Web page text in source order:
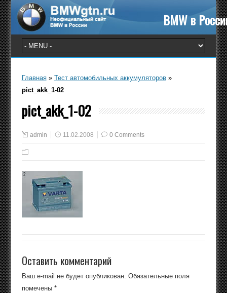
BMW в
Главная» Тест автомобильных аккумуляторов»
pict_akk_1-02
pict_akk_1-02
admin 11.02.2008 0 Comments
Оставить комментарий
Ваш e-mail не будет опубликован. Обязательные поля
помечены *